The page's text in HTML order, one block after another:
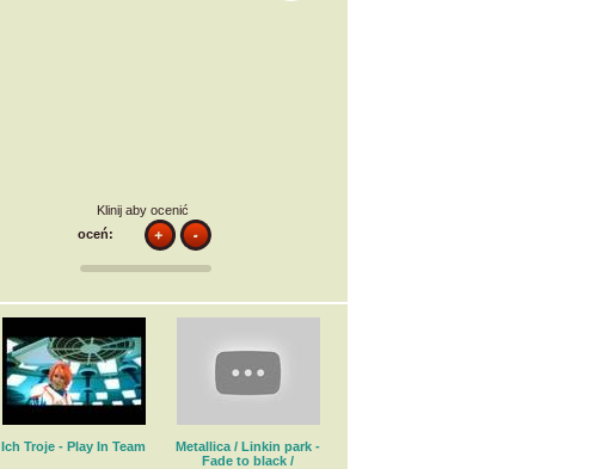
Klinij aby ocenić
oceń:
Ich Troje - Play In Team
Metallica / Linkin park -
Fade to black /